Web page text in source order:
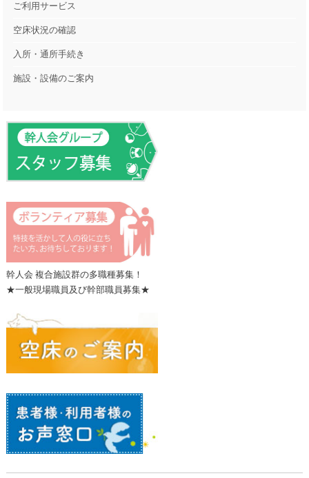
ご利用サービス
空床状況の確認
入所・通所手続き
施設・設備のご案内
幹人会 複合施設群の多職種募集！
★一般現場職員及び幹部職員募集★